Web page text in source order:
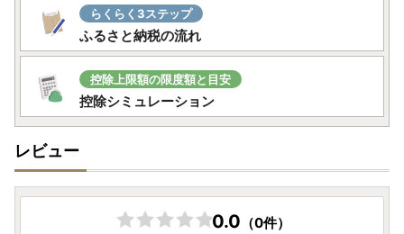
らくらく3ステップ
ふるさと納税の流れ
控除上限額の限度額と目安
控除シミュレーション
レビュー
0.0 （0件）